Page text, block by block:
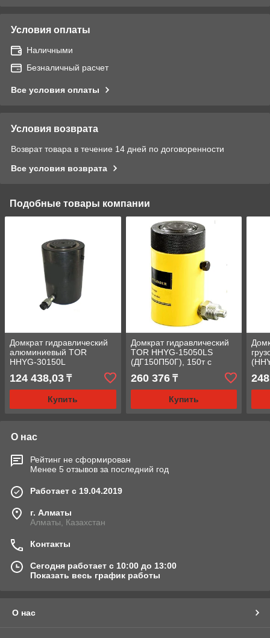
Условия оплаты
Наличными
Безналичный расчет
Все условия оплаты
Условия возврата
Возврат товара в течение 14 дней по договоренности
Все условия возврата
Подобные товары компании
Домкрат гидравлический
алюминиевый TOR
HHYG-30150L
(ДГА30П150), 30т
124 438,03 ₸
Купить
Домкрат гидравлический
TOR HHYG-15050LS
(ДГ150П50Г), 150т с
фиксирующей гайкой
260 376₸
Купить
О нас
Рейтинг не сформирован
Менее 5 отзывов за последний год
Работает с 19.04.2019
г. Алматы
Алматы, Казахстан
Контакты
Сегодня работает с 10:00 до 13:00
Показать весь график работы
О нас